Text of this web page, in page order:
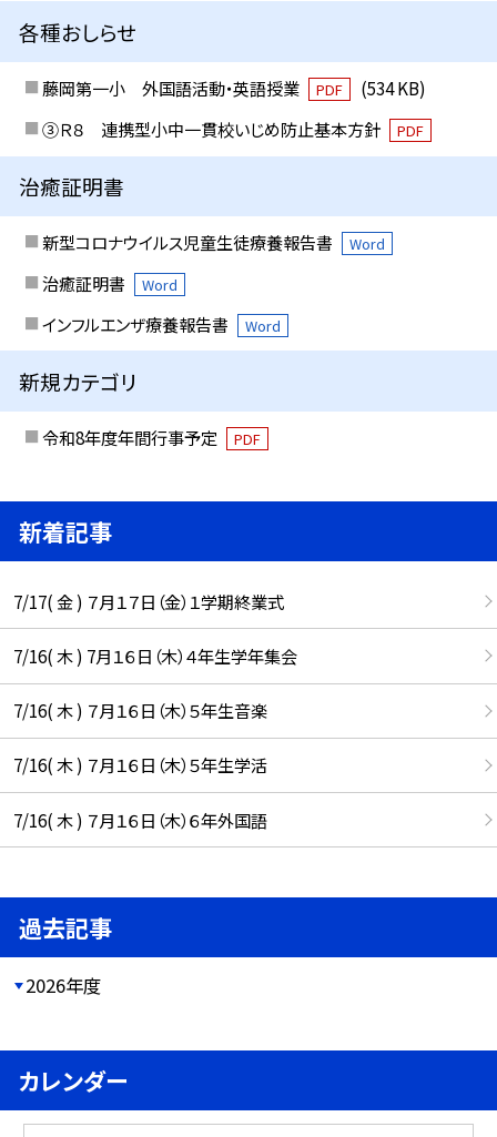
各種おしらせ
藤岡第一小 外国語活動・英語授業 PDF
(534 KB)
③Ｒ８ 連携型小中一貫校いじめ防止基本方針
PDF
治癒証明書
新型コロナウイルス児童生徒療養報告書 Word
治癒証明書 Word
インフルエンザ療養報告書 Word
新規カテゴリ
令和8年度年間行事予定 PDF
新着記事
7/17( 金 ) ７月１７日（金）１学期終業式
7/16( 木 ) 7月１６日（木）４年生学年集会
7/16( 木 ) ７月１６日（木）５年生音楽
7/16( 木 ) ７月１６日（木）５年生学活
7/16( 木 ) ７月１６日（木）６年外国語
過去記事
2026年度
カレンダー